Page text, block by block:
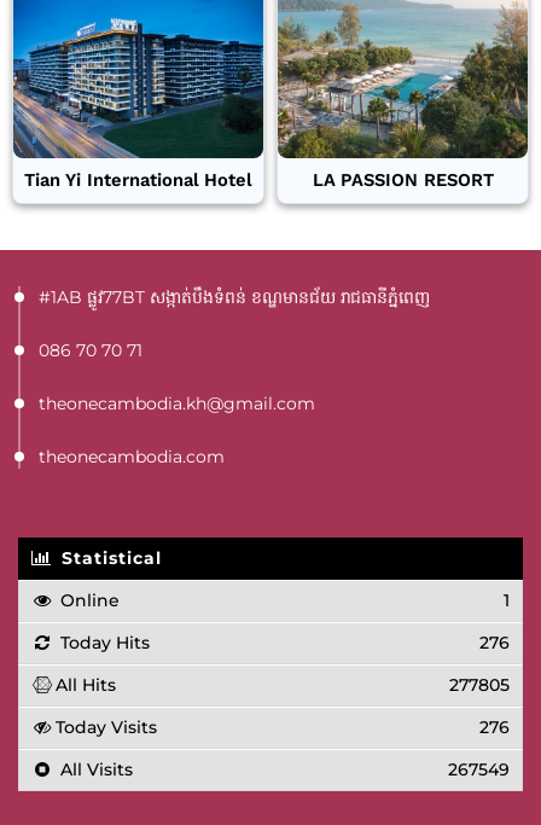
Tian Yi International Hotel LA PASSION RESORT
#1AB ផ្លូវ77BT​ សង្កាត់បឹងទំពន់ ខណ្ឌមានជ័យ រាជធានីភ្នំពេញ
086 70 70 71
theonecambodia.kh@gmail.com
theonecambodia.com
Statistical
Online
1
Today Hits
276
All Hits
277805
Today Visits
276
All Visits
267549